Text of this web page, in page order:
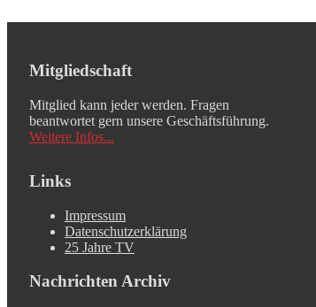
Mitgliedschaft
Mitglied kann jeder werden. Fragen
beantwortet gern unsere Geschäftsführung.
Weitere Infos...
Links
Impressum
Datenschutzerklärung
25 Jahre TV
Nachrichten Archiv